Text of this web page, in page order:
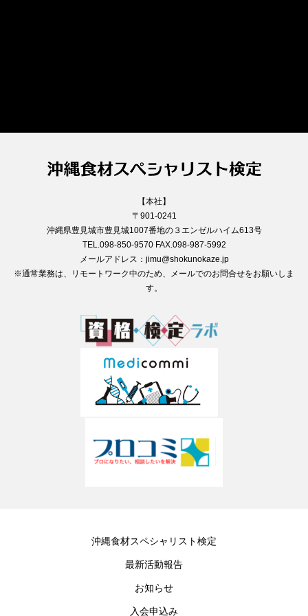
【本社】
〒901-0241
沖縄県豊見城市豊見城1007番地の３エンゼルハイム613号
TEL.098-850-9570 FAX.098-987-5992
メールアドレス：jimu@shokunokaze.jp
※通常業務は、リモートワーク中のため、メールでのお問合せをお願いしま
す。
沖縄食材スペシャリスト検定
最新活動報告
お知らせ
入会申込み